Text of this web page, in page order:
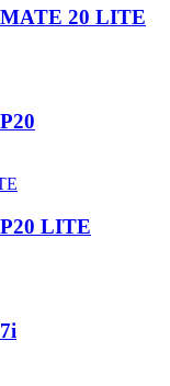
20 LITE
LITE